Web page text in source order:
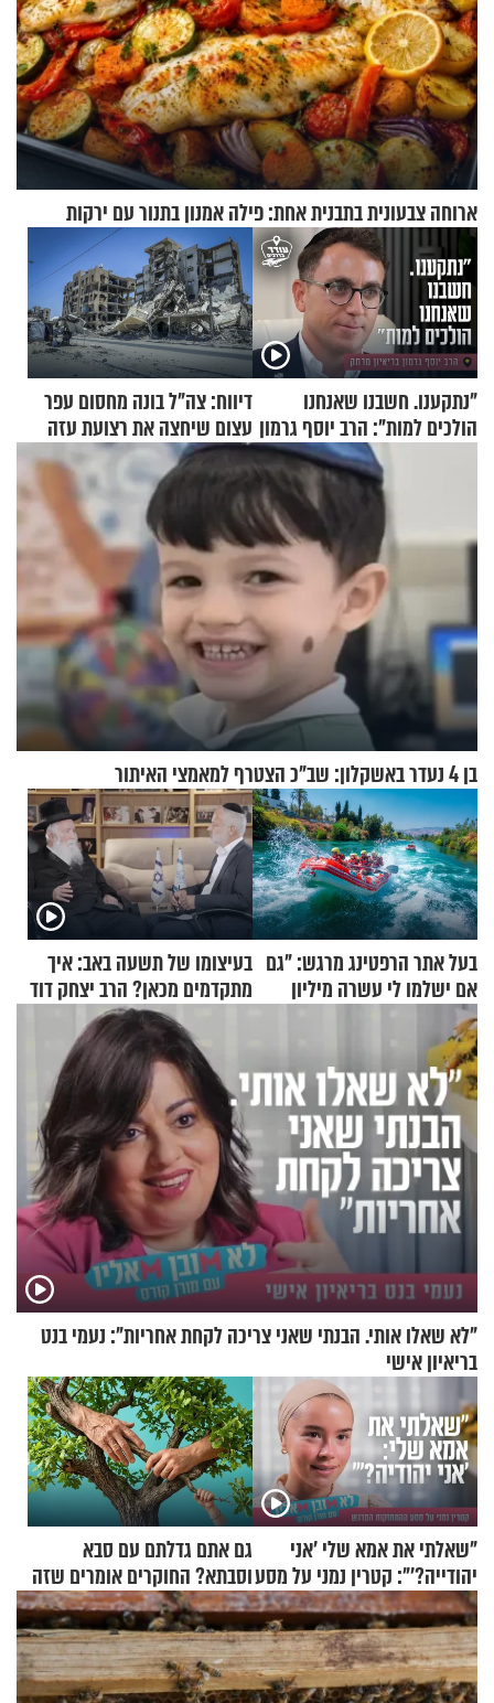
ארוחה צבעונית בתבנית אחת: פילה אמנון בתנור עם ירקות
"נתקענו. חשבנו שאנחנו
הולכים למות": הרב יוסף גרמון
בריאיון מרתק
דיווח: צה"ל בונה מחסום עפר
עצום שיחצה את רצועת עזה
לשניים
בן 4 נעדר באשקלון: שב"כ הצטרף למאמצי האיתור
בעל אתר הרפטינג מרגש: "גם
אם ישלמו לי עשרה מיליון
שקלים - לא אפתח בשבת"
בעיצומו של תשעה באב: איך
מתקדמים מכאן? הרב יצחק דוד
גרוסמן בשיחה מיוחדת
"לא שאלו אותי. הבנתי שאני צריכה לקחת אחריות": נעמי בנט
בריאיון אישי
"שאלתי את אמא שלי 'אני
יהודייה?'": קטרין נמני על מסע
ההתחזקות המרגש
גם אתם גדלתם עם סבא
וסבתא? החוקרים אומרים שזה
מתכון מנצח